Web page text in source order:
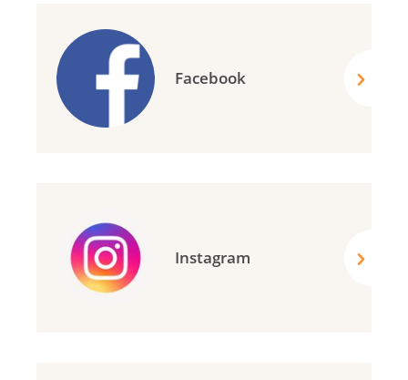
Facebook
Instagram